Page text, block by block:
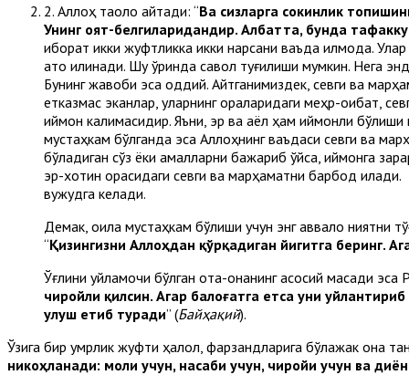
2. Аллоҳ таоло айтади: “Ва сизларга сокинлик
Унинг оят-белгиларидандир. Албатта, бунда
иборат икки жуфтликка икки нарсани ваъда қилмоқда.
ато қилинади. Шу ўринда савол туғилиши мумкин. Нега
Бунинг жавоби эса оддий. Айтганимиздек, севги ва
етказмас эканлар, уларнинг ораларидаги меҳр-оқибат,
иймон калимасидир. Яъни, эр ва аёл ҳам иймонли бўлиши
мустаҳкам бўлганда эса Аллоҳнинг ваъдаси севги ва
бўладиган сўз ёки амалларни бажариб қўйса, иймонга
эр-хотин орасидаги севги ва марҳаматни барбод
вужудга келади.
Демак, оила мустаҳкам бўлиши учун энг аввало ниятни
“Қизингизни Аллоҳдан қўрқадиган йигитга беринг.
Ўғлини уйламоқчи бўлган ота-онанинг асосий мақсади
чиройли қилсин. Агар балоғатга етса уни
улуш етиб туради” (Байҳақий).
Ўзига бир умрлик жуфти ҳалол, фарзандларига бўлажак она
никоҳланади: моли учун, насаби учун, чиройи учун ва